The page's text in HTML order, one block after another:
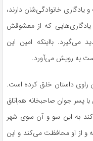
خانوادگی‌شان دارند،
یادگاری‌هایی که از معشوقش
می‌گیرد. بااینکه امین این
به رویش می‌آورد.
راوی داستان خلق کرده است.
با پسر جوان صاحبخانه هم‌اتاق
به این سو و آن سوی شهر
و از او محافظت می‌کند و این